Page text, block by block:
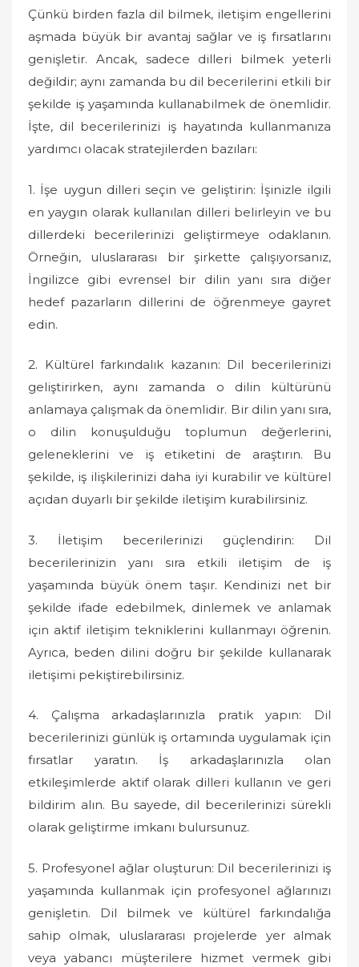
Çünkü birden fazla dil bilmek, iletişim engellerini
aşmada büyük bir avantaj sağlar ve iş fırsatlarını
genişletir. Ancak, sadece dilleri bilmek yeterli
değildir; aynı zamanda bu dil becerilerini etkili bir
şekilde iş yaşamında kullanabilmek de önemlidir.
İşte, dil becerilerinizi iş hayatında kullanmanıza
yardımcı olacak stratejilerden bazıları:
1. İşe uygun dilleri seçin ve geliştirin: İşinizle ilgili
en yaygın olarak kullanılan dilleri belirleyin ve bu
dillerdeki becerilerinizi geliştirmeye odaklanın.
Örneğin, uluslararası bir şirkette çalışıyorsanız,
İngilizce gibi evrensel bir dilin yanı sıra diğer
hedef pazarların dillerini de öğrenmeye gayret
edin.
2. Kültürel farkındalık kazanın: Dil becerilerinizi
geliştirirken, aynı zamanda o dilin kültürünü
anlamaya çalışmak da önemlidir. Bir dilin yanı sıra,
o dilin konuşulduğu toplumun değerlerini,
geleneklerini ve iş etiketini de araştırın. Bu
şekilde, iş ilişkilerinizi daha iyi kurabilir ve kültürel
açıdan duyarlı bir şekilde iletişim kurabilirsiniz.
3. İletişim becerilerinizi güçlendirin: Dil
becerilerinizin yanı sıra etkili iletişim de iş
yaşamında büyük önem taşır. Kendinizi net bir
şekilde ifade edebilmek, dinlemek ve anlamak
için aktif iletişim tekniklerini kullanmayı öğrenin.
Ayrıca, beden dilini doğru bir şekilde kullanarak
iletişimi pekiştirebilirsiniz.
4. Çalışma arkadaşlarınızla pratik yapın: Dil
becerilerinizi günlük iş ortamında uygulamak için
fırsatlar yaratın. İş arkadaşlarınızla olan
etkileşimlerde aktif olarak dilleri kullanın ve geri
bildirim alın. Bu sayede, dil becerilerinizi sürekli
olarak geliştirme imkanı bulursunuz.
5. Profesyonel ağlar oluşturun: Dil becerilerinizi iş
yaşamında kullanmak için profesyonel ağlarınızı
genişletin. Dil bilmek ve kültürel farkındalığa
sahip olmak, uluslararası projelerde yer almak
veya yabancı müşterilere hizmet vermek gibi